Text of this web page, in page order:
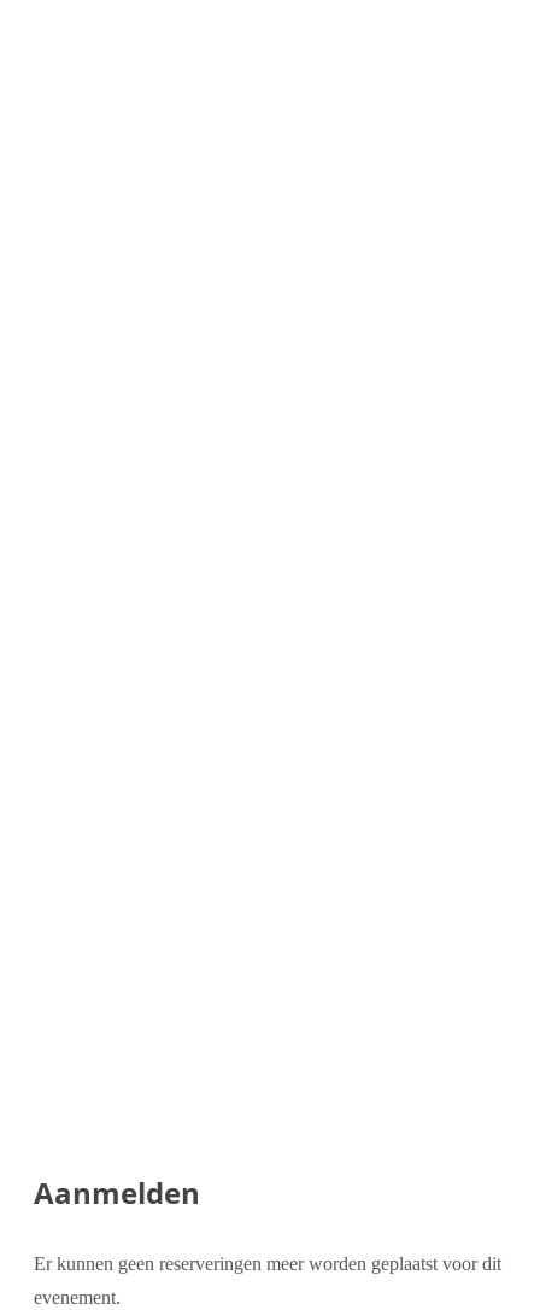
Aanmelden
Er kunnen geen reserveringen meer worden geplaatst voor dit
evenement.